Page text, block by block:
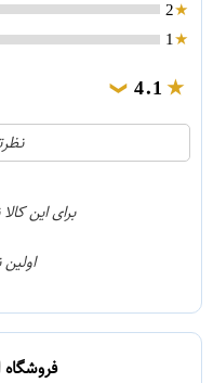
2
1
4.1
❯
برای این
فروشگاه